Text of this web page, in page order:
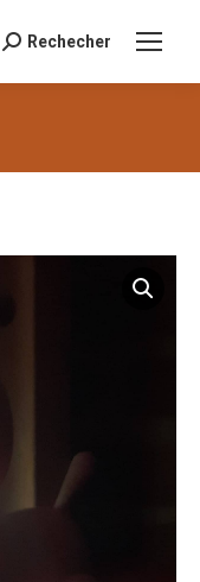
Recherche
:
Rechecher